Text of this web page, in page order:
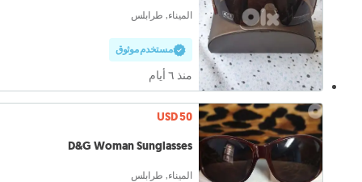
الميناء, طرابلس
مستخدم موثوق
منذ ٦ أيام
USD 50
D&G Woman Sunglasses
الميناء, طرابلس